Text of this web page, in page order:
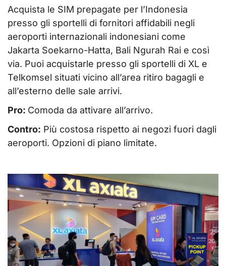
Acquista le SIM prepagate per l’Indonesia
presso gli sportelli di fornitori affidabili negli
aeroporti internazionali indonesiani come
Jakarta Soekarno-Hatta, Bali Ngurah Rai e così
via. Puoi acquistarle presso gli sportelli di XL e
Telkomsel situati vicino all’area ritiro bagagli e
all’esterno delle sale arrivi.
Pro: Comoda da attivare all’arrivo.
Contro: Più costosa rispetto ai negozi fuori dagli
aeroporti. Opzioni di piano limitate.